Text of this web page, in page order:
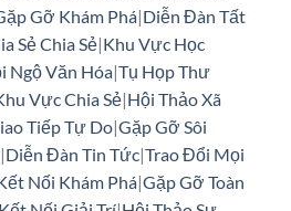
Gỡ Khám Phá|Diễn Đàn Tất
Sẻ Chia Sẻ|Khu Vực Học
Ngộ Văn Hóa|Tụ Họp Thư
Vực Chia Sẻ|Hội Thảo Xã
Tiếp Tự Do|Gặp Gỡ Sôi
|Diễn Đàn Tin Tức|Trao Đổi Mọi
Nối Khám Phá|Gặp Gỡ Toàn